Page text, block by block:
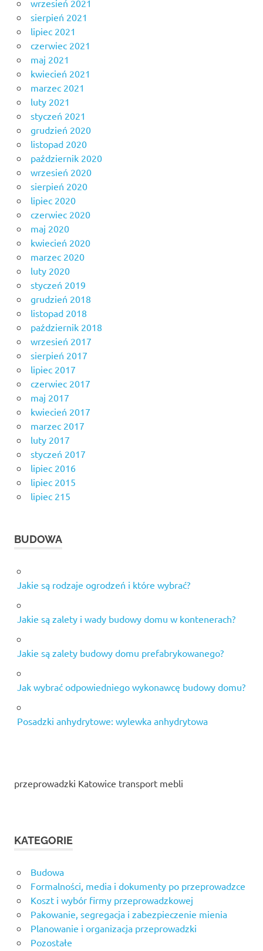
wrzesień 2021
sierpień 2021
lipiec 2021
czerwiec 2021
maj 2021
kwiecień 2021
marzec 2021
luty 2021
styczeń 2021
grudzień 2020
listopad 2020
październik 2020
wrzesień 2020
sierpień 2020
lipiec 2020
czerwiec 2020
maj 2020
kwiecień 2020
marzec 2020
luty 2020
styczeń 2019
grudzień 2018
listopad 2018
październik 2018
wrzesień 2017
sierpień 2017
lipiec 2017
czerwiec 2017
maj 2017
kwiecień 2017
marzec 2017
luty 2017
styczeń 2017
lipiec 2016
lipiec 2015
lipiec 215
BUDOWA
Jakie są rodzaje ogrodzeń i które wybrać?
Jakie są zalety i wady budowy domu w kontenerach?
Jakie są zalety budowy domu prefabrykowanego?
Jak wybrać odpowiedniego wykonawcę budowy domu?
Posadzki anhydrytowe: wylewka anhydrytowa
przeprowadzki Katowice transport mebli
KATEGORIE
Budowa
Formalności, media i dokumenty po przeprowadzce
Koszt i wybór firmy przeprowadzkowej
Pakowanie, segregacja i zabezpieczenie mienia
Planowanie i organizacja przeprowadzki
Pozostałe